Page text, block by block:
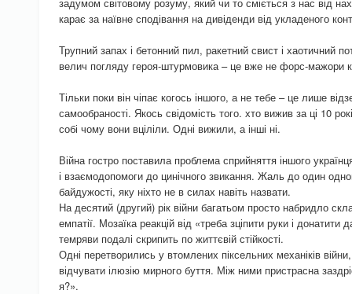
карає за наївне сподівання на дивіденди від укладеного
Трупний запах і бетонний пил, ракетний свист і хаотичний
велич погляду героя-штурмовика – це вже не форс-мажори
Тільки поки він чіпає когось іншого, а не тебе – це лише
самообраності. Якось свідомість того. хто вижив за ці 10
собі чому вони вціліли. Одні вижили, а інші ні.
Війна гостро поставила проблема сприйняття іншого
і взаємодопомоги до цинічного звикання. Жаль до один
байдужості, яку ніхто не в силах навіть назвати.
На десятий (другий) рік війни багатьом просто набридло
емпатії. Мозаїка реакцій від «треба зціпити руки і донатити
темряви подалі скрипить по життєвій стійкості.
Одні перетворились у втомлених піксельних механіків
відчувати ілюзію мирного буття. Між ними пристрасна
я?».